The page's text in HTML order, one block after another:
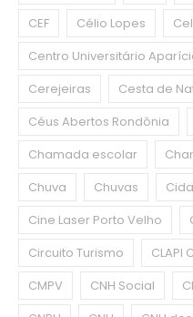
CEF
Célio Lopes
Centro Universitário
Cerejeiras
Cesta de
Céus Abertos Rondônia
Chamada escolar
Chuva
Chuvas
Cine Laser Porto Velho
Circuito Turismo
CLAPI
CMPV
CNH Social